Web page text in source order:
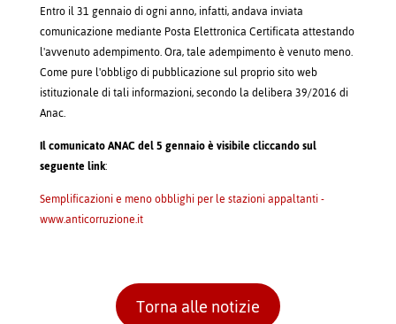
Entro il 31 gennaio di ogni anno, infatti, andava inviata
comunicazione mediante Posta Elettronica Certificata attestando
l'avvenuto adempimento. Ora, tale adempimento è venuto meno.
Come pure l'obbligo di pubblicazione sul proprio sito web
istituzionale di tali informazioni, secondo la delibera 39/2016 di
Anac.
Il comunicato ANAC del 5 gennaio è visibile cliccando sul
seguente link:
Semplificazioni e meno obblighi per le stazioni appaltanti -
www.anticorruzione.it
Torna alle notizie